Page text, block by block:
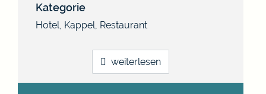
Kategorie
Hotel Kappel Restaurant
weiterlesen